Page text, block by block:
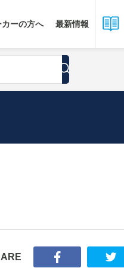
ーの方へ 最新情報